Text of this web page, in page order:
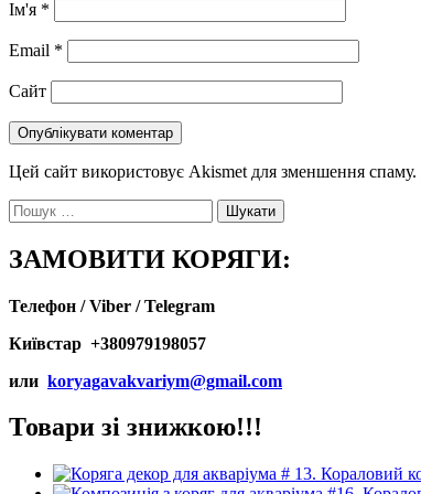
Ім'я *
Email *
Сайт
Цей сайт використовує Akismet для зменшення спаму.
Пошук:
ЗАМОВИТИ КОРЯГИ:
Телефон / Viber / Telegram
Київстар +380979198057
или koryagavakvariym@gmail.com
Товари зі знижкою!!!